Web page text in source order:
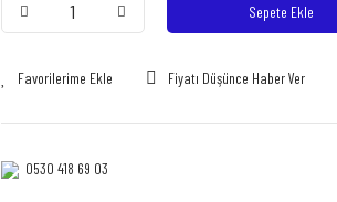
Sepete Ekle
Fiyatı Düşünce Haber Ver
0530 418 69 03‎‎